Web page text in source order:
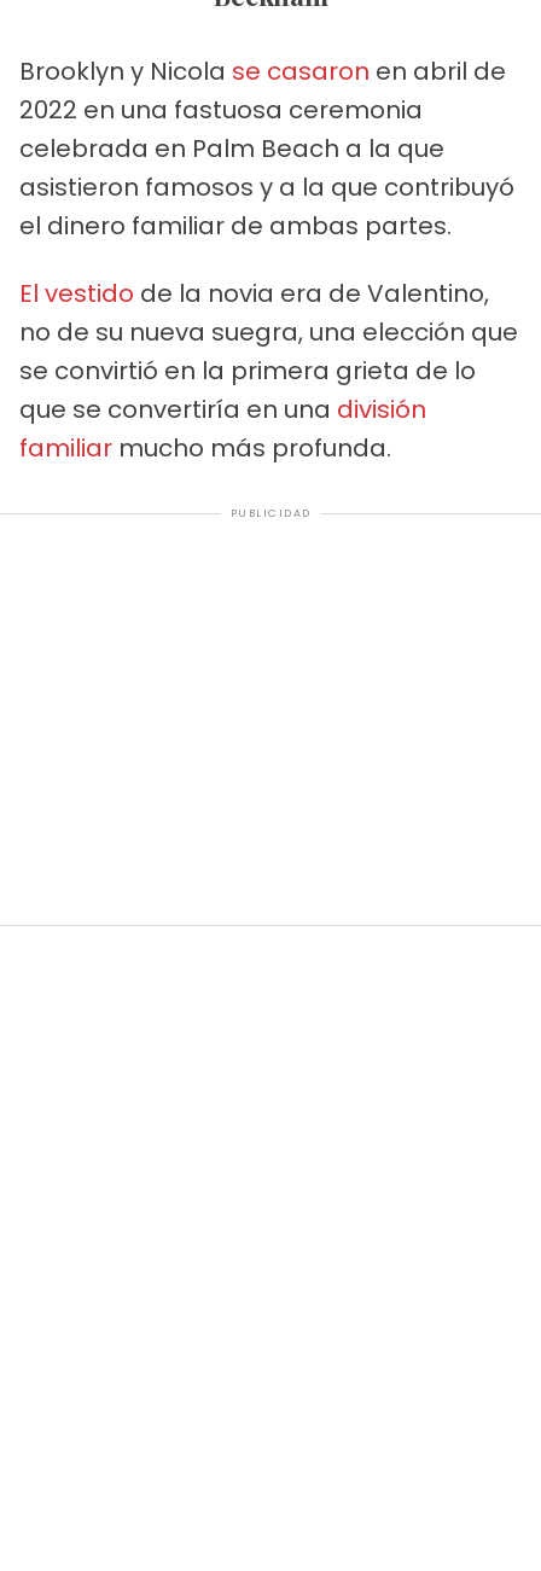
Brooklyn y Nicola se casaron en abril de
2022 en una fastuosa ceremonia
celebrada en Palm Beach a la que
asistieron famosos y a la que contribuyó
el dinero familiar de ambas partes.
El vestido de la novia era de Valentino,
no de su nueva suegra, una elección que
se convirtió en la primera grieta de lo
que se convertiría en una división
familiar mucho más profunda.
PUBLICIDAD